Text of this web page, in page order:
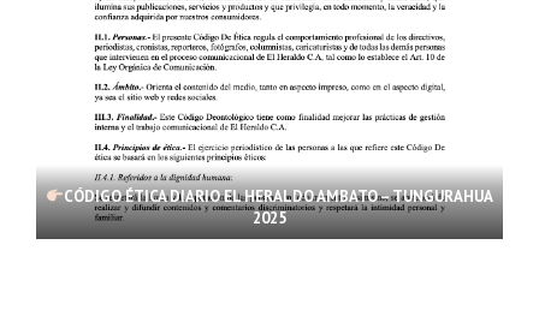
CÓDIGO ÉTICA DIARIO EL HERALDO AMBATO – TUNGURAHUA
2025